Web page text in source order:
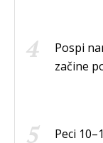
Pospi
začine
Peci